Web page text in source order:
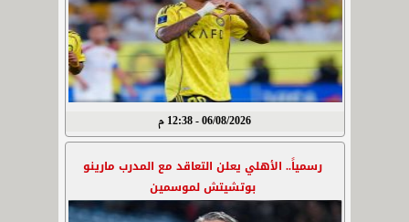
06/08/2026 - 12:38 م
رسمياً.. الأهلي يعلن التعاقد مع المدرب مارينو
بوتشيتش لموسمين